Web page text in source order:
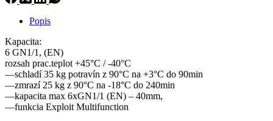
Popis
Kapacita:
6 GN1/1, (EN)
rozsah prac.teplot +45°C / -40°C
––schladí 35 kg potravín z 90°C na +3°C do 90min
––zmrazí 25 kg z 90°C na -18°C do 240min
––kapacita max 6xGN1/1 (EN) – 40mm,
––funkcia Exploit Multifunction